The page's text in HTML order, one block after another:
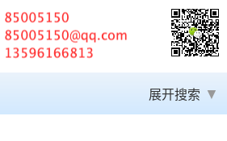
展开搜索